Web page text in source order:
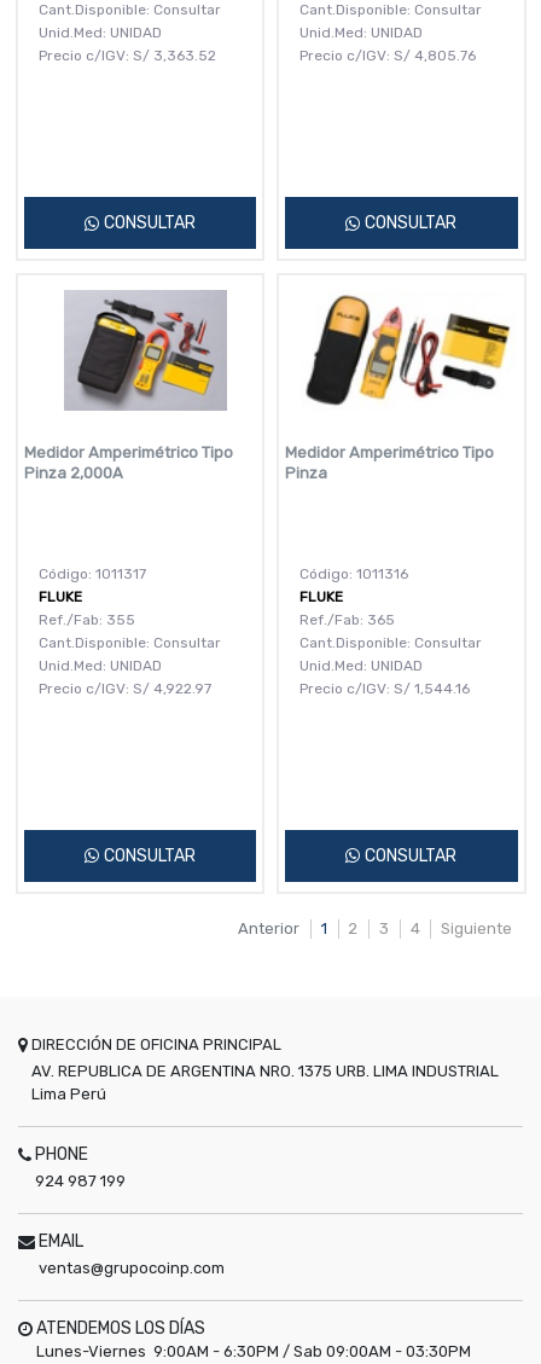
Cant.Disponible: Consultar
Unid.Med: UNIDAD
Precio c/IGV: S/ 3,363.52
CONSULTAR
Cant.Disponible: Consultar
Unid.Med: UNIDAD
Precio c/IGV: S/ 4,805.76
CONSULTAR
Medidor Amperimétrico Tipo
Pinza 2,000A
Código: 1011317
FLUKE
Ref./Fab: 355
Cant.Disponible: Consultar
Unid.Med: UNIDAD
Precio c/IGV: S/ 4,922.97
CONSULTAR
Medidor Amperimétrico Tipo
Pinza
Código: 1011316
FLUKE
Ref./Fab: 365
Cant.Disponible: Consultar
Unid.Med: UNIDAD
Precio c/IGV: S/ 1,544.16
CONSULTAR
Anterior 1 2 3 4 Siguiente
DIRECCIÓN DE OFICINA PRINCIPAL
AV. REPUBLICA DE ARGENTINA NRO. 1375 URB. LIMA INDUSTRIAL
Lima Perú
PHONE
924 987 199
EMAIL
ventas@grupocoinp.com
ATENDEMOS LOS DÍAS
Lunes-Viernes 9:00AM - 6:30PM / Sab 09:00AM - 03:30PM